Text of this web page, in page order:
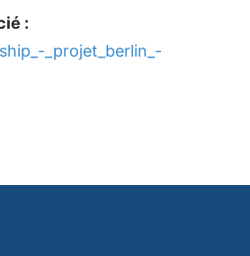
:
_projet_berlin_-